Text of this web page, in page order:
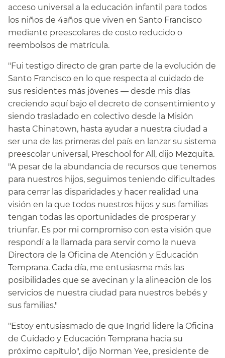
acceso universal a la educación infantil para todos
los niños de 4años que viven en Santo Francisco
mediante preescolares de costo reducido o
reembolsos de matrícula.​​
"Fui testigo directo de gran parte de la evolución de
Santo Francisco en lo que respecta al cuidado de
sus residentes más jóvenes — desde mis días
creciendo aquí bajo el decreto de consentimiento y
siendo trasladado en colectivo desde la Misión
hasta Chinatown, hasta ayudar a nuestra ciudad a
ser una de las primeras del país en lanzar su sistema
preescolar universal, Preschool for All, dijo Mezquita.
"A pesar de la abundancia de recursos que tenemos
para nuestros hijos, seguimos teniendo dificultades
para cerrar las disparidades y hacer realidad una
visión en la que todos nuestros hijos y sus familias
tengan todas las oportunidades de prosperar y
triunfar. Es por mi compromiso con esta visión que
respondí a la llamada para servir como la nueva
Directora de la Oficina de Atención y Educación
Temprana. Cada día, me entusiasma más las
posibilidades que se avecinan y la alineación de los
servicios de nuestra ciudad para nuestros bebés y
sus familias."​​
"Estoy entusiasmado de que Ingrid lidere la Oficina
de Cuidado y Educación Temprana hacia su
próximo capítulo", dijo Norman Yee, presidente de